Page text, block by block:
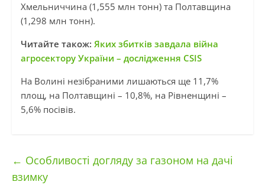
Хмельниччина (1,555 млн тонн) та Полтавщина
(1,298 млн тонн).
Читайте також: Яких збитків завдала війна
агросектору України – дослідження CSIS
На Волині незібраними лишаються ще 11,7%
площ, на Полтавщині – 10,8%, на Рівненщині –
5,6% посівів.
← Особливості догляду за газоном на дачі
взимку